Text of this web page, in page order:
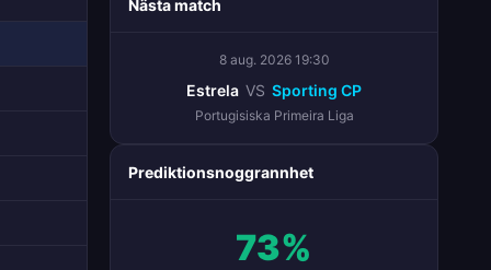
Nästa match
8 aug. 2026 19:30
Estrela VS Sporting CP
Portugisiska Primeira Liga
Prediktionsnoggrannhet
73%